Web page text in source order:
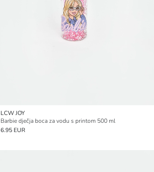
LCW JOY
Barbie dječja boca za vodu s printom 500 ml
6.95 EUR